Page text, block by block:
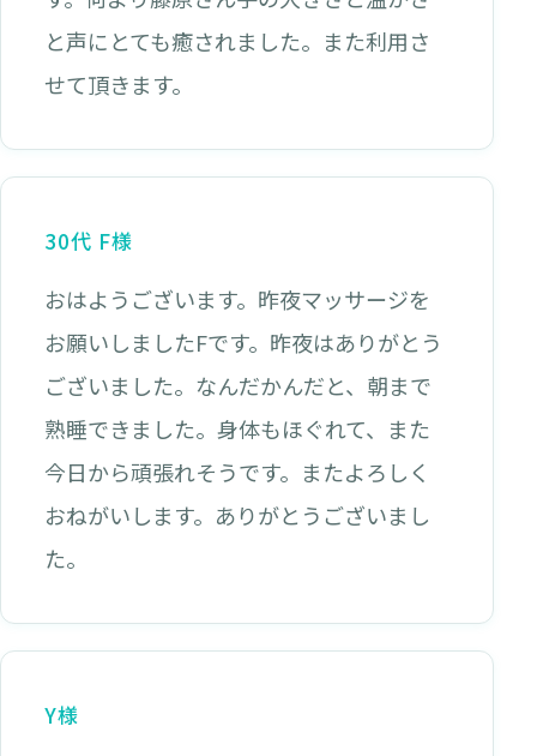
と声にとても癒されました。また利用さ
せて頂きます。
30代 F様
おはようございます。昨夜マッサージを
お願いしましたFです。昨夜はありがとう
ございました。なんだかんだと、朝まで
熟睡できました。身体もほぐれて、また
今日から頑張れそうです。またよろしく
おねがいします。ありがとうございまし
た。
Y様